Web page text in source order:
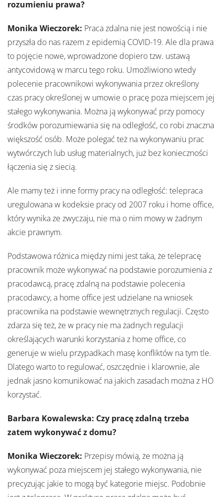
rozumieniu prawa?
Monika Wieczorek: Praca zdalna nie jest nowością i nie
przyszła do nas razem z epidemią COVID-19. Ale dla prawa
to pojęcie nowe, wprowadzone dopiero tzw. ustawą
antycovidową w marcu tego roku. Umożliwiono wtedy
polecenie pracownikowi wykonywania przez określony
czas pracy określonej w umowie o pracę poza miejscem jej
stałego wykonywania. Można ją wykonywać przy pomocy
środków porozumiewania się na odległość, co robi znaczna
większość osób. Może polegać też na wykonywaniu prac
wytwórczych lub usług materialnych, już bez konieczności
łączenia się z siecią.
Ale mamy też i inne formy pracy na odległość: telepraca
uregulowana w kodeksie pracy od 2007 roku i home office,
który wynika ze zwyczaju, nie ma o nim mowy w żadnym
akcie prawnym.
Podstawowa różnica między nimi jest taka, że telepracę
pracownik może wykonywać na podstawie porozumienia z
pracodawcą, pracę zdalną na podstawie polecenia
pracodawcy, a home office jest udzielane na wniosek
pracownika na podstawie wewnętrznych regulacji. Często
zdarza się też, że w pracy nie ma żadnych regulacji
określających warunki korzystania z home office, co
generuje w wielu przypadkach masę konfliktów na tym tle.
Dlatego warto to regulować, oszczędnie i klarownie, ale
jednak jasno komunikować na jakich zasadach można z HO
korzystać.
Barbara Kowalewska: Czy pracę zdalną trzeba
zatem wykonywać z domu?
Monika Wieczorek: Przepisy mówią, że można ją
wykonywać poza miejscem jej stałego wykonywania, nie
precyzując jakie to mogą być kategorie miejsc. Podobnie